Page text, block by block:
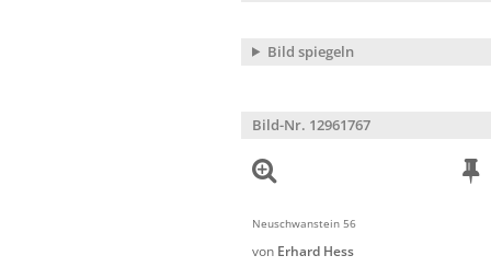
Bild spiegeln
Bild-Nr. 12961767
Neuschwanstein 56
von Erhard Hess